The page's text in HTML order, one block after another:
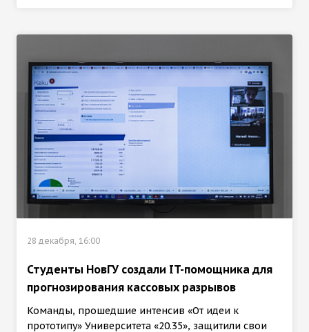
28 декабря, 16:00
Студенты НовГУ создали IT-помощника для
прогнозирования кассовых разрывов
Команды, прошедшие интенсив «От идеи к
прототипу» Университета «20.35», защитили свои